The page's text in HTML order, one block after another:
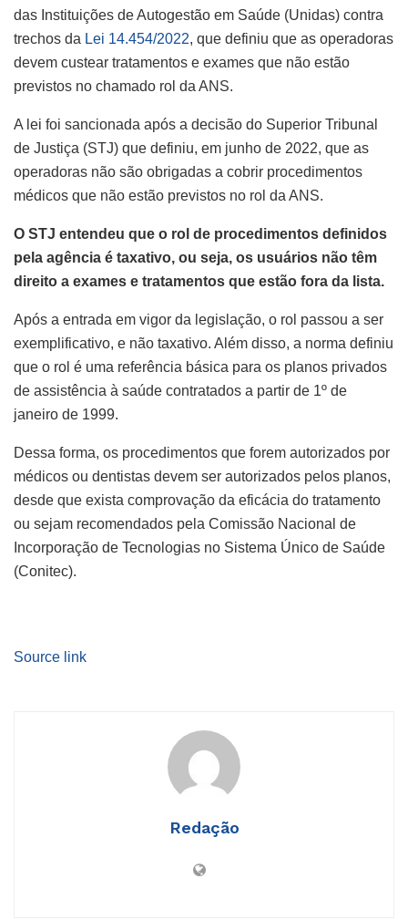
das Instituições de Autogestão em Saúde (Unidas) contra
trechos da Lei 14.454/2022, que definiu que as operadoras
devem custear tratamentos e exames que não estão
previstos no chamado rol da ANS.
A lei foi sancionada após a decisão do Superior Tribunal
de Justiça (STJ) que definiu, em junho de 2022, que as
operadoras não são obrigadas a cobrir procedimentos
médicos que não estão previstos no rol da ANS.
O STJ entendeu que o rol de procedimentos definidos
pela agência é taxativo, ou seja, os usuários não têm
direito a exames e tratamentos que estão fora da lista.
Após a entrada em vigor da legislação, o rol passou a ser
exemplificativo, e não taxativo. Além disso, a norma definiu
que o rol é uma referência básica para os planos privados
de assistência à saúde contratados a partir de 1º de
janeiro de 1999.
Dessa forma, os procedimentos que forem autorizados por
médicos ou dentistas devem ser autorizados pelos planos,
desde que exista comprovação da eficácia do tratamento
ou sejam recomendados pela Comissão Nacional de
Incorporação de Tecnologias no Sistema Único de Saúde
(Conitec).
Source link
Redação